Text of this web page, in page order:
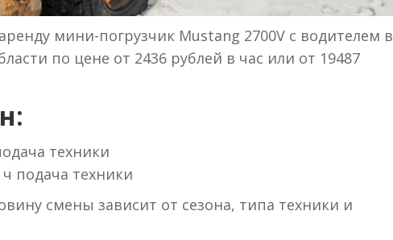
мини-погрузчик Mustang 2700V с водителем в
по цене от 2436 рублей в час или от 19487
техники
подача техники
смены зависит от сезона, типа техники и